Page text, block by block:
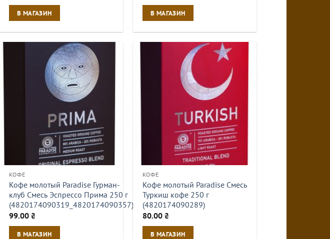
В МАГАЗИН В МАГАЗИН
КОФЕ
Кофе молотый Paradise Гурман-
клуб Смесь Эспрессо Прима 250 г
(4820174090319_4820174090357)
99.00 ₴
В МАГАЗИН
КОФЕ
Кофе молотый Paradise Смесь
Туркиш кофе 250 г
(4820174090289)
80.00 ₴
В МАГАЗИН